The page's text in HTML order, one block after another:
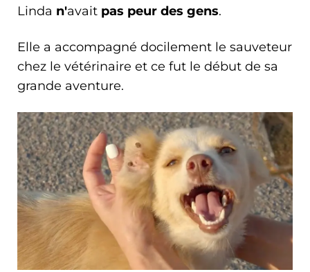
Linda n'avait pas peur des gens.
Elle a accompagné docilement le sauveteur
chez le vétérinaire et ce fut le début de sa
grande aventure.